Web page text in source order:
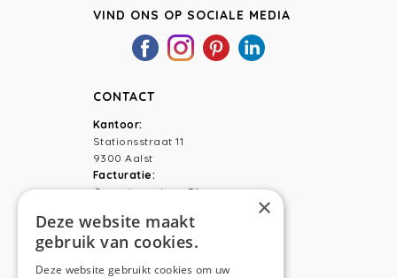
VIND ONS OP SOCIALE MEDIA
CONTACT
Kantoor:
Stationsstraat 11
9300 Aalst
Facturatie:
Capucienenlaan 31
Telefoon:0473 44 56 94
×
Deze website maakt
gebruik van cookies.
Deze website gebruikt cookies om uw